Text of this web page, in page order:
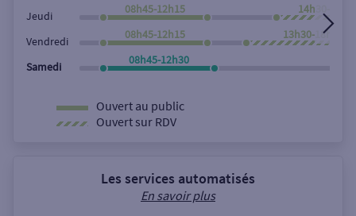
Rechercher
Jeudi
08h45-12h15 14h30-
Vendredi
08h45-12h15 13h30-18h00
Samedi
08h45-12h30
Ouvert au public
Ouvert sur RDV
Les services automatisés
En savoir plus